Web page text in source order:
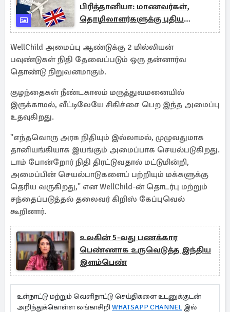
பிரித்தானியா: மாணவர்கள்,
தொழிலாளர்களுக்கு புதிய
கட்டுப்பாடுகள்
WellChild அமைப்பு ஆண்டுக்கு 2 மில்லியன்
பவுண்டுகள் நிதி தேவைப்படும் ஒரு தன்னார்வ
தொண்டு நிறுவனமாகும்.
குழந்தைகள் நீண்டகாலம் மருத்துவமனையில்
இருக்காமல், வீட்டிலேயே சிகிச்சை பெற இந்த அமைப்பு
உதவுகிறது.
"எந்தவொரு அரசு நிதியும் இல்லாமல், முழுவதுமாக
தானியங்கியாக இயங்கும் அமைப்பாக செயல்படுகிறது.
டாம் போன்றோர் நிதி திரட்டுவதால் மட்டுமின்றி,
அமைப்பின் செயல்பாடுகளைப் பற்றியும் மக்களுக்கு
தெரிய வருகிறது," என WellChild-ன் தொடர்பு மற்றும்
சந்தைப்படுத்தல் தலைவர் கிறிஸ் கேப்புவெல்
கூறினார்.
உலகின் 5-வது பணக்கார
பெண்ணாக உருவெடுத்த இந்திய
இளம்பெண்
உள்நாட்டு மற்றும் வெளிநாட்டு செய்திகளை உடனுக்குடன்
அறிந்துக்கொள்ள லங்காசிறி WHATSAPP CHANNEL இல்